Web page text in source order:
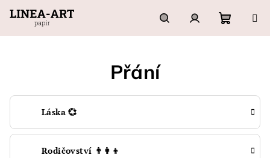
HledatPřihlášení
Přání
Láska 💞
Rodičovství 👨‍👩‍👦